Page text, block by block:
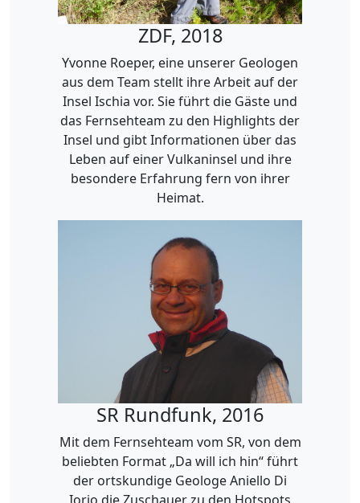
ZDF, 2018
Yvonne Roeper, eine unserer Geologen
aus dem Team stellt ihre Arbeit auf der
Insel Ischia vor. Sie führt die Gäste und
das Fernsehteam zu den Highlights der
Insel und gibt Informationen über das
Leben auf einer Vulkaninsel und ihre
besondere Erfahrung fern von ihrer
Heimat.
SR Rundfunk, 2016
Mit dem Fernsehteam vom SR, von dem
beliebten Format „Da will ich hin“ führt
der ortskundige Geologe Aniello Di